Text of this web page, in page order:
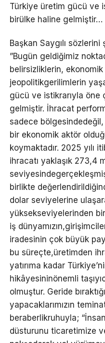
Türkiye üretim gücü ve
birülke haline gelmiştir…
Başkan Saygılı
”Bugün geldiğimiz
belirsizliklerin,
jeopolitikgerilimlerin
gücü ve istikrarıyla öne
gelmiştir. İhracat
sadece
bir ekonomik aktör
koymaktadır. 2025 yılı
ihracatı yaklaşık 273,4
birlikte
dolar seviyelerine
yüksekseviyelerinden
iş
iradesinin çok büyük
bu süreçte,üretimden
yatırıma kadar
hikâyesininönemli
olmuştur. Geride
yapacaklarımızın
beraberlikruhuyla;
düsturunu ticaretimize